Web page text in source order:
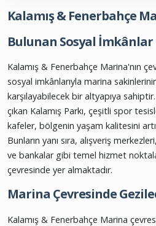
Kalamış & Fenerbahçe
Bulunan Sosyal İmkânlar
Kalamış & Fenerbahçe Marina'nın
sosyal imkânlarıyla marina
karşılayabilecek bir altyapıya
çıkan Kalamış Parkı, çeşitli spor
kafeler, bölgenin yaşam kalitesini
Bunların yanı sıra, alışveriş
ve bankalar gibi temel hizmet
çevresinde yer almaktadır.
Marina Çevresinde
Kalamış & Fenerbahçe Marina